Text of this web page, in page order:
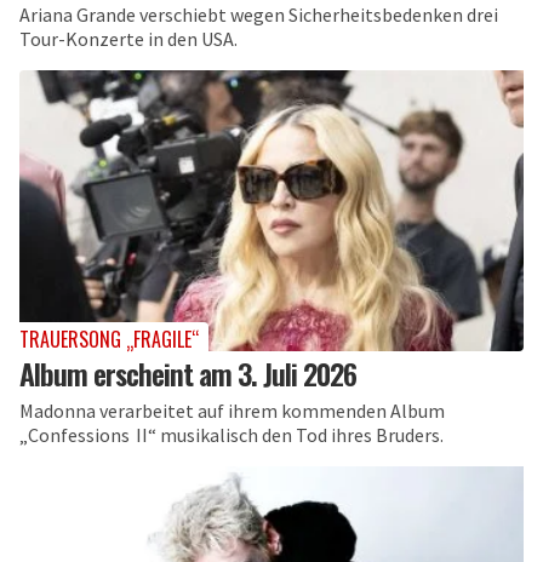
Ariana Grande verschiebt wegen Sicherheitsbedenken drei
Tour-Konzerte in den USA.
TRAUERSONG „FRAGILE“
Album erscheint am 3. Juli 2026
Madonna verarbeitet auf ihrem kommenden Album
„Confessions II“ musikalisch den Tod ihres Bruders.